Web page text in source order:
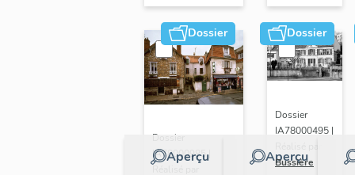
Dossier
Aperçu
Dossier
IA78000985 |
Dossier
Aperçu
Dossier
IA78000495 |
Bussière